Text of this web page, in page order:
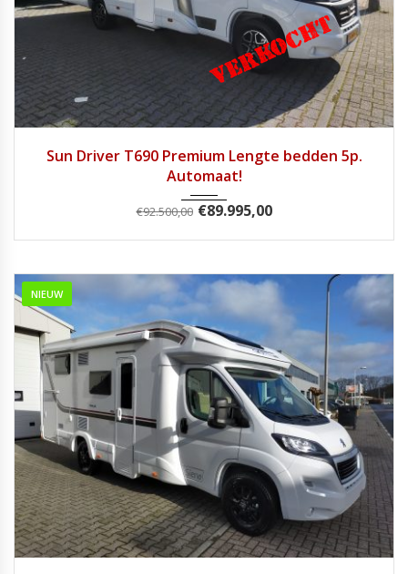
Sun Driver T690 Premium Lengte bedden 5p.
Automaat!
€92.500,00 €89.995,00
NIEUW